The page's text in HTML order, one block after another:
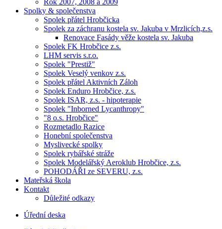
Rok 2007, 2008 a 2009
Spolky & společenstva
Spolek přátel Hrobčicka
Spolek za záchranu kostela sv. Jakuba v Mrzlicích,z.s.
Renovace Fasády věže kostela sv. Jakuba
Spolek FK Hrobčice z.s.
LHM servis s.r.o.
Spolek "Prestiž"
Spolek Veselý venkov z.s.
Spolek přátel Aktivních Záloh
Spolek Enduro Hrobčice, z.s.
Spolek ISAR, z.s. - hipoterapie
Spolek "Inborned Lycanthropy"
"8 o.s. Hrobčice"
Rozmetadlo Razice
Honební společenstva
Myslivecké spolky
Spolek rybářské stráže
Spolek Modelářský Aeroklub Hrobčice, z.s.
POHODÁŘI ze SEVERU, z.s.
Mateřská škola
Kontakt
Důležité odkazy
Úřední deska